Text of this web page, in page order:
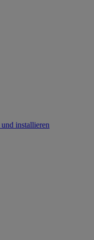
installieren